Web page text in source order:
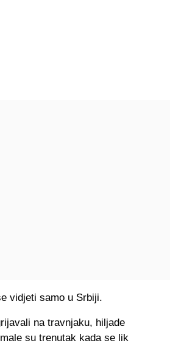
vidjeti samo u Srbiji.
na travnjaku, hiljade
su trenutak kada se lik